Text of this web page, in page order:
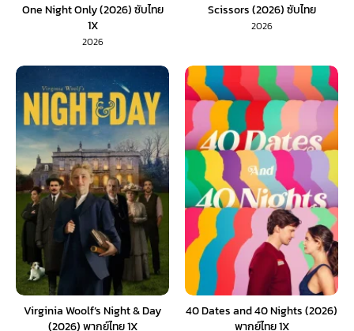
One Night Only (2026) ซับไทย
1X
2026
Scissors (2026) ซับไทย
2026
Virginia Woolf’s Night & Day
(2026) พากย์ไทย 1X
40 Dates and 40 Nights (2026)
พากย์ไทย 1X